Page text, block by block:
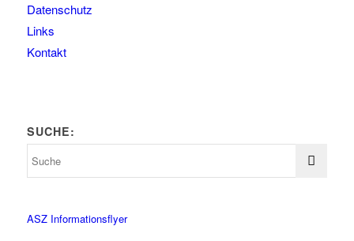
Datenschutz
Links
Kontakt
SUCHE:
ASZ Informationsflyer